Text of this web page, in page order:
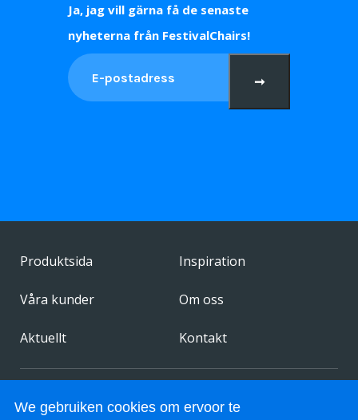
Ja, jag vill gärna få de senaste
nyheterna från FestivalChairs!
➞
Produktsida Inspiration
Våra kunder Om oss
Aktuellt Kontakt
© 2026 FestivalChairs. All rights reserved.
We gebruiken cookies om ervoor te